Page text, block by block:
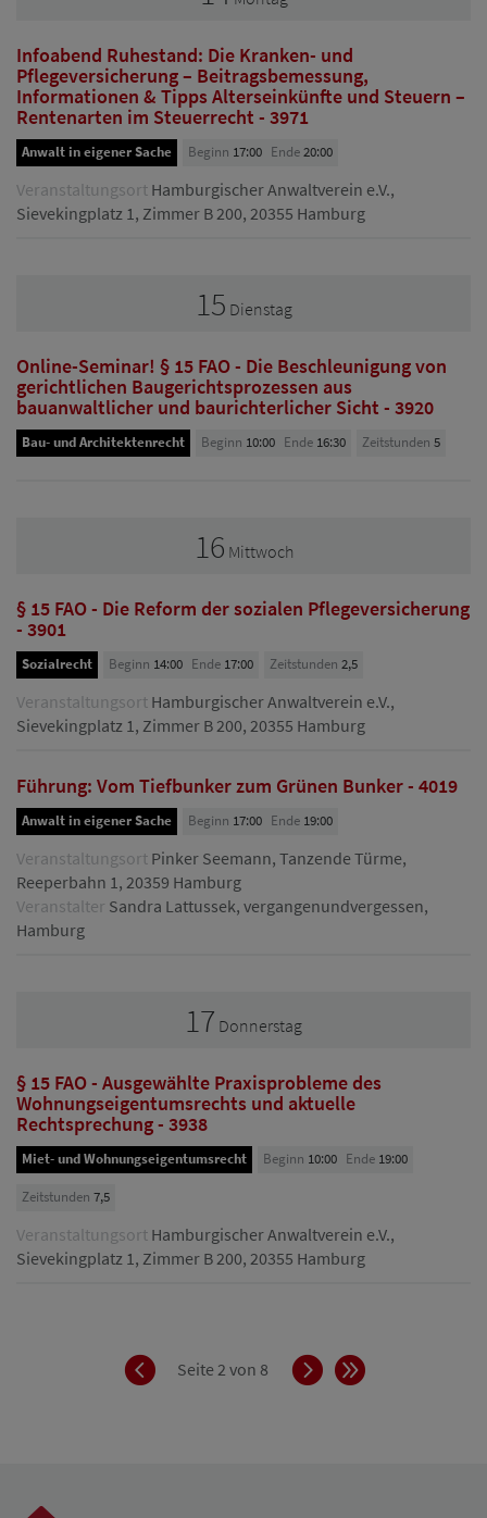
Infoabend Ruhestand: Die Kranken- und
Pflegeversicherung – Beitragsbemessung,
Informationen & Tipps Alterseinkünfte und Steuern –
Rentenarten im Steuerrecht - 3971
Anwalt in eigener Sache Beginn 17:00 Ende20:00
Veranstaltungsort Hamburgischer Anwaltverein e.V.,
Sievekingplatz 1, Zimmer B 200, 20355 Hamburg
15 Dienstag
Online-Seminar! § 15 FAO - Die Beschleunigung von
gerichtlichen Baugerichtsprozessen aus
bauanwaltlicher und baurichterlicher Sicht - 3920
Bau- und Architektenrecht Beginn 10:00 Ende 16:30 Zeitstunden 5
16 Mittwoch
§ 15 FAO - Die Reform der sozialen Pflegeversicherung
- 3901
Sozialrecht Beginn 14:00 Ende 17:00 Zeitstunden 2,5
Veranstaltungsort Hamburgischer Anwaltverein e.V.,
Sievekingplatz 1, Zimmer B 200, 20355 Hamburg
Führung: Vom Tiefbunker zum Grünen Bunker - 4019
Anwalt in eigener Sache Beginn 17:00 Ende 19:00
Veranstaltungsort Pinker Seemann, Tanzende Türme,
Reeperbahn 1, 20359 Hamburg
Veranstalter Sandra Lattussek, vergangenundvergessen,
Hamburg
17 Donnerstag
§ 15 FAO - Ausgewählte Praxisprobleme des
Wohnungseigentumsrechts und aktuelle
Rechtsprechung - 3938
Miet- und Wohnungseigentumsrecht Beginn 10:00 Ende 19:00
Zeitstunden 7,5
Veranstaltungsort Hamburgischer Anwaltverein e.V.,
Sievekingplatz 1, Zimmer B 200, 20355 Hamburg
ZurückSeite 2 von 8 VorwärtsEnde